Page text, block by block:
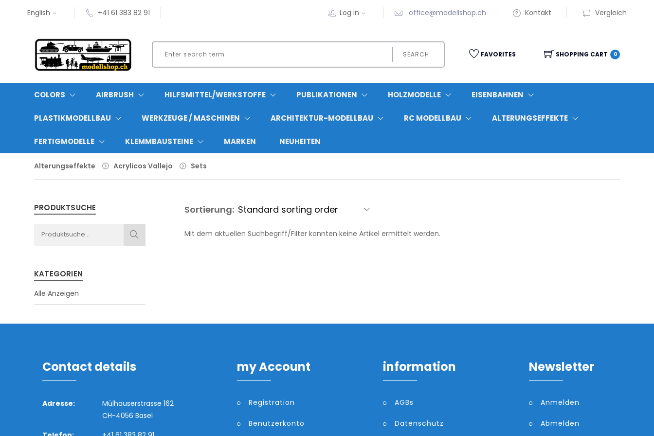
English +41 61 383 82 91 Log in office@modellshop.ch Kontakt Vergleich
SEARCH FAVORITES SHOPPING CART 0
COLORS AIRBRUSH HILFSMITTEL/WERKSTOFFE PUBLIKATIONEN HOLZMODELLE EISENBAHNEN
PLASTIKMODELLBAU WERKZEUGE / MASCHINEN ARCHITEKTUR-MODELLBAU RC MODELLBAU ALTERUNGSEFFEKTE
FERTIGMODELLE KLEMMBAUSTEINE MARKEN NEUHEITEN
Alterungseffekte Acrylicos Vallejo Sets
PRODUKTSUCHE
KATEGORIEN
Alle Anzeigen
Sortierung:
Mit dem aktuellen Suchbegriff/Filter konnten keine Artikel ermittelt werden.
Contact details
Adresse:
Mülhauserstrasse 162
CH-4056 Basel
my Account
Registration
Benutzerkonto
information
AGBs
Datenschutz
Newsletter
Anmelden
Abmelden